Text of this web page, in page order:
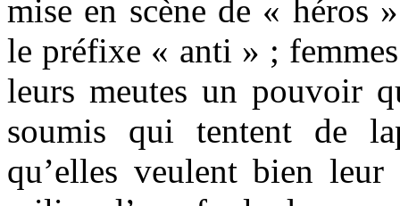
mise en scène de « héros
le préfixe « anti » ;
leurs meutes un pouvoir
soumis qui tentent de
qu’elles veulent bien leur